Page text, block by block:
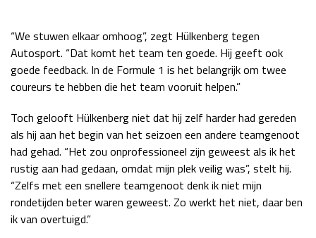
GP QATAR 2026 27 - 29 nov
Kwalificatie
za 19:00 - 20:00
Race
zo 17:00 - 19:00
Race
zo 14:00 - 16:00
“We stuwen elkaar omhoog”, zegt Hülkenberg tegen
Autosport. “Dat komt het team ten goede. Hij geeft ook
goede feedback. In de Formule 1 is het belangrijk om twee
coureurs te hebben die het team vooruit helpen.”
Toch gelooft Hülkenberg niet dat hij zelf harder had gereden
als hij aan het begin van het seizoen een andere teamgenoot
had gehad. “Het zou onprofessioneel zijn geweest als ik het
rustig aan had gedaan, omdat mijn plek veilig was”, stelt hij.
“Zelfs met een snellere teamgenoot denk ik niet mijn
rondetijden beter waren geweest. Zo werkt het niet, daar ben
ik van overtuigd.”